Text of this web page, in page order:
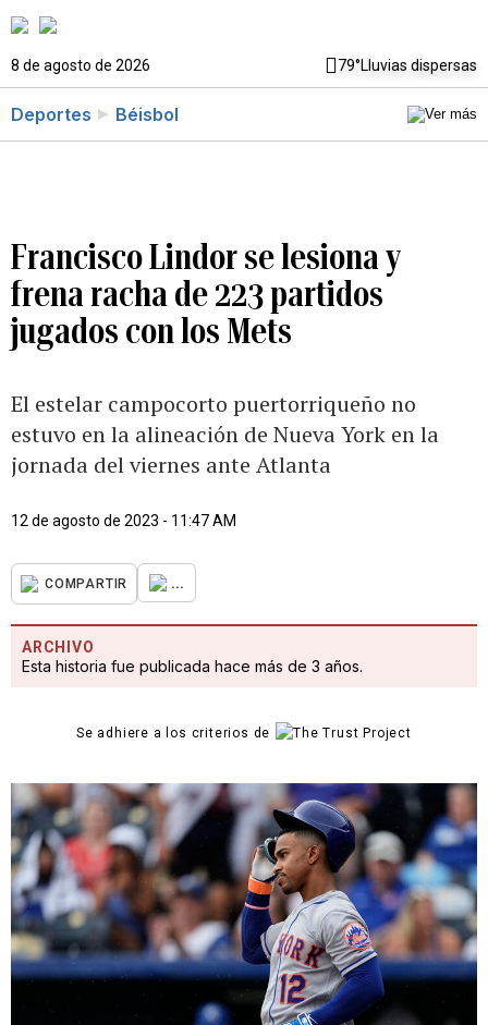
8 de agosto de 2026 79°Lluvias dispersas
Deportes Béisbol
Francisco Lindor se lesiona y
frena racha de 223 partidos
jugados con los Mets
El estelar campocorto puertorriqueño no
estuvo en la alineación de Nueva York en la
jornada del viernes ante Atlanta
12 de agosto de 2023 - 11:47 AM
COMPARTIR ...
ARCHIVO
Esta historia fue publicada hace más de 3 años.
Se adhiere a los criterios de